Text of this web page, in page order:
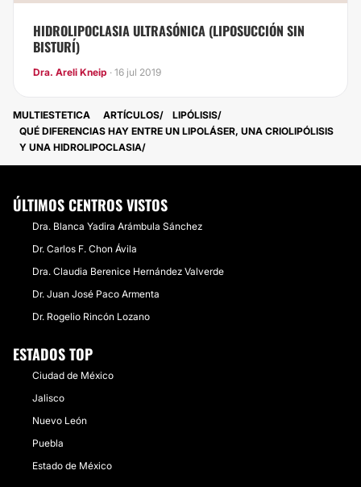
HIDROLIPOCLASIA ULTRASÓNICA (LIPOSUCCIÓN SIN
BISTURÍ)
Dra. Areli Kneip · 16 jul 2019
MULTIESTETICA ARTÍCULOS
LIPÓLISIS
​QUÉ DIFERENCIAS HAY ENTRE UN LIPOLÁSER, UNA CRIOLIPÓLISIS
Y UNA HIDROLIPOCLASIA
ÚLTIMOS CENTROS VISTOS
Dra. Blanca Yadira Arámbula Sánchez
Dr. Carlos F. Chon Ávila
Dra. Claudia Berenice Hernández Valverde
Dr. Juan José Paco Armenta
Dr. Rogelio Rincón Lozano
ESTADOS TOP
Ciudad de México
Jalisco
Nuevo León
Puebla
Estado de México